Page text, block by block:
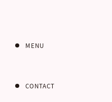
MENU
CONTACT